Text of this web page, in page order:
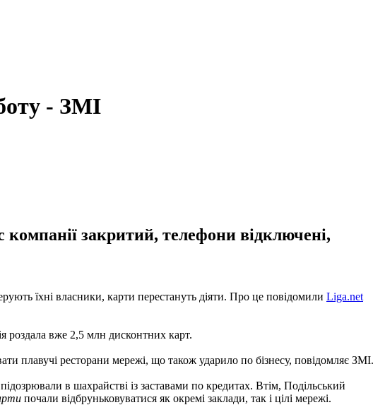
- ЗМІ
закритий, телефони відключені,
їхні власники, карти перестануть діяти. Про це повідомили Liga.net
роздала вже 2,5 млн дисконтних карт.
плавучі ресторани мережі, що також ударило по бізнесу, повідомляє ЗМІ.
в шахрайстві із заставами по кредитах. Втім, Подільський
почали відбруньковуватися як окремі заклади, так і цілі мережі.